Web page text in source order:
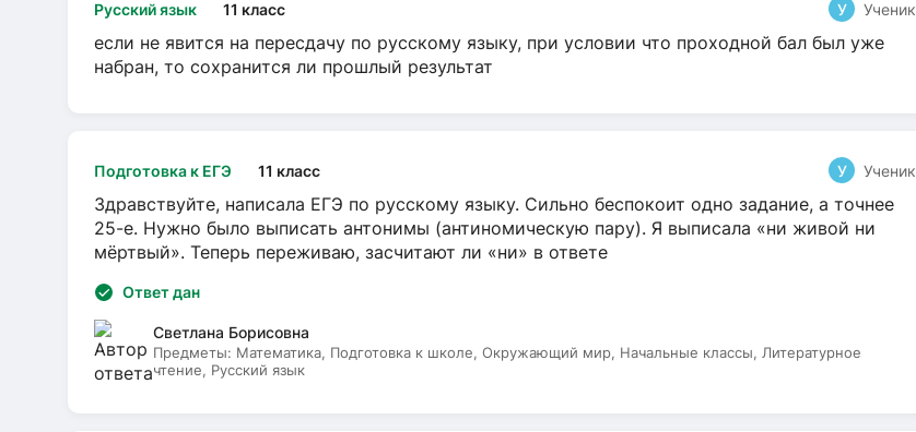
Русский язык 11 класс У Ученик
если не явится на пересдачу по русскому языку, при условии что проходной бал был уже
набран, то сохранится ли прошлый результат
Подготовка к ЕГЭ 11 класс У Ученик
Здравствуйте, написала ЕГЭ по русскому языку. Сильно беспокоит одно задание, а точнее
25-е. Нужно было выписать антонимы (антиномическую пару). Я выписала «ни живой ни
мёртвый». Теперь переживаю, засчитают ли «ни» в ответе
Ответ дан
Светлана Борисовна
Предметы: Математика, Подготовка к школе, Окружающий мир, Начальные классы, Литературное
чтение, Русский язык